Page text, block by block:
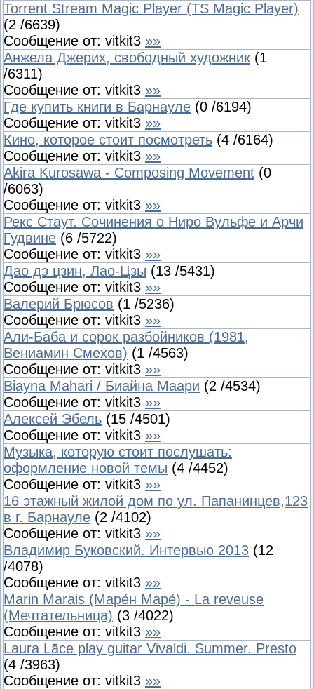
Torrent Stream Magic Player (TS Magic Player)
(2 /6639)
Сообщение от: vitkit3 »»
Анжела Джерих, свободный художник (1
/6311)
Сообщение от: vitkit3 »»
Где купить книги в Барнауле (0 /6194)
Сообщение от: vitkit3 »»
Кино, которое стоит посмотреть (4 /6164)
Сообщение от: vitkit3 »»
Akira Kurosawa - Composing Movement (0
/6063)
Сообщение от: vitkit3 »»
Рекс Стаут. Сочинения о Ниро Вульфе и Арчи
Гудвине (6 /5722)
Сообщение от: vitkit3 »»
Дао дэ цзин, Лао-Цзы (13 /5431)
Сообщение от: vitkit3 »»
Валерий Брюсов (1 /5236)
Сообщение от: vitkit3 »»
Али-Баба и сорок разбойников (1981,
Вениамин Смехов) (1 /4563)
Сообщение от: vitkit3 »»
Biayna Mahari / Биайна Маари (2 /4534)
Сообщение от: vitkit3 »»
Алексей Эбель (15 /4501)
Сообщение от: vitkit3 »»
Музыка, которую стоит послушать:
оформление новой темы (4 /4452)
Сообщение от: vitkit3 »»
16 этажный жилой дом по ул. Папанинцев,123
в г. Барнауле (2 /4102)
Сообщение от: vitkit3 »»
Владимир Буковский. Интервью 2013 (12
/4078)
Сообщение от: vitkit3 »»
Marin Marais (Маре́н Маре́) - La reveuse
(Мечтательница) (3 /4022)
Сообщение от: vitkit3 »»
Laura Lāce play guitar Vivaldi. Summer. Presto
(4 /3963)
Сообщение от: vitkit3 »»